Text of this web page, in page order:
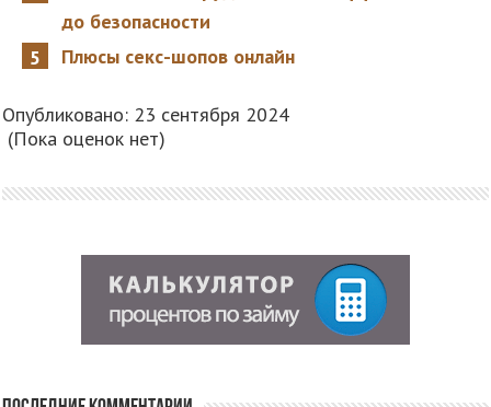
до безопасности
Плюсы секс-шопов онлайн
Опубликовано: 23 сентября 2024
(Пока оценок нет)